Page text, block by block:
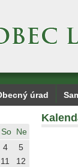
úrad
So Ne
4
5
11
12